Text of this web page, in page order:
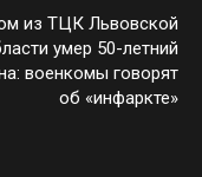
из ТЦК Львовской
умер 50-летний
военкомы говорят
об «инфаркте»